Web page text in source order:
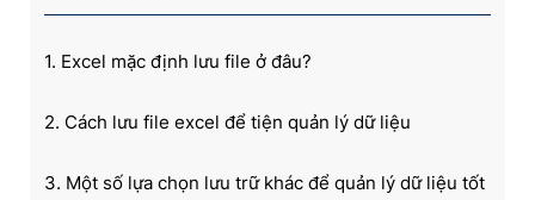
1. Excel mặc định lưu file ở đâu?
2. Cách lưu file excel để tiện quản lý dữ liệu
3. Một số lựa chọn lưu trữ khác để quản lý dữ liệu tốt